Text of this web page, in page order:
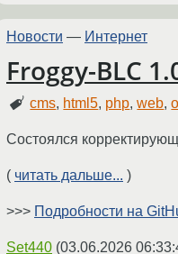
Новости — Интернет
Froggy-BLC
cms, html5, php,web,
Состоялся
( читать дальше... )
>>> Подробности на
Set440 (03.06.2026